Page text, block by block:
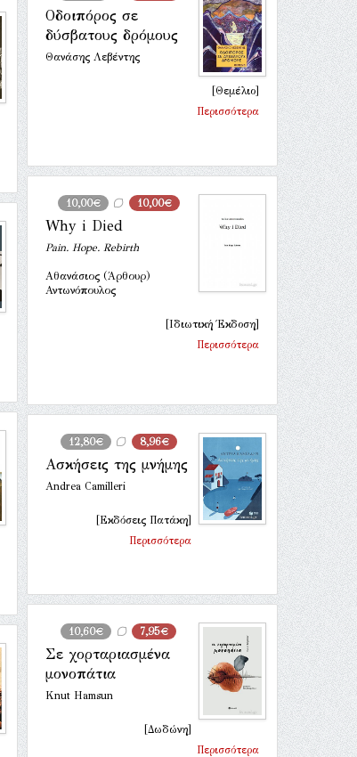
Οδοιπόρος σε
δύσβατους δρόμους
Θανάσης Λεβέντης
[Θεμέλιο]
Περισσότερα
10,00€ 10,00€
Why i Died
Pain. Hope. Rebirth
Αθανάσιος (Άρθουρ)
Αντωνόπουλος
[Ιδιωτική Έκδοση]
Περισσότερα
12,80€ 8,96€
Ασκήσεις της μνήμης
Andrea Camilleri
[Εκδόσεις Πατάκη]
Περισσότερα
10,60€ 7,95€
Σε χορταριασμένα
μονοπάτια
Knut Hamsun
[Δωδώνη]
Περισσότερα